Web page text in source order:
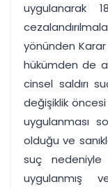
uygulanarak
yönünden
hükümden de
cinsel saldırı
değişiklik öncesi
uygulanması
olduğu ve
suç nedeniyle
uygulanmış